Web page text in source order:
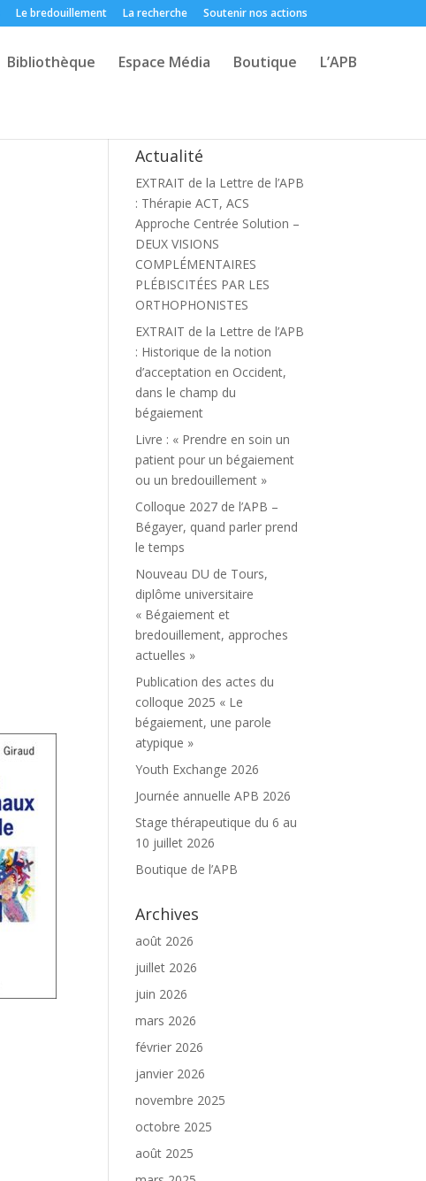
Le bredouillement La recherche Soutenir nos actions
Bibliothèque Espace Média Boutique L’APB
Actualité
EXTRAIT de la Lettre de l’APB
: Thérapie ACT, ACS
Approche Centrée Solution –
DEUX VISIONS
COMPLÉMENTAIRES
PLÉBISCITÉES PAR LES
ORTHOPHONISTES
EXTRAIT de la Lettre de l’APB
: Historique de la notion
d’acceptation en Occident,
dans le champ du
bégaiement
Livre : « Prendre en soin un
patient pour un bégaiement
ou un bredouillement »
Colloque 2027 de l’APB –
Bégayer, quand parler prend
le temps
Nouveau DU de Tours,
diplôme universitaire
« Bégaiement et
bredouillement, approches
actuelles »
Publication des actes du
colloque 2025 « Le
bégaiement, une parole
atypique »
Youth Exchange 2026
Journée annuelle APB 2026
Stage thérapeutique du 6 au
10 juillet 2026
Boutique de l’APB
Archives
août 2026
juillet 2026
juin 2026
mars 2026
février 2026
janvier 2026
novembre 2025
octobre 2025
août 2025